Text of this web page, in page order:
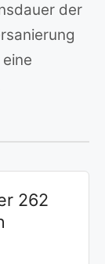
der
262